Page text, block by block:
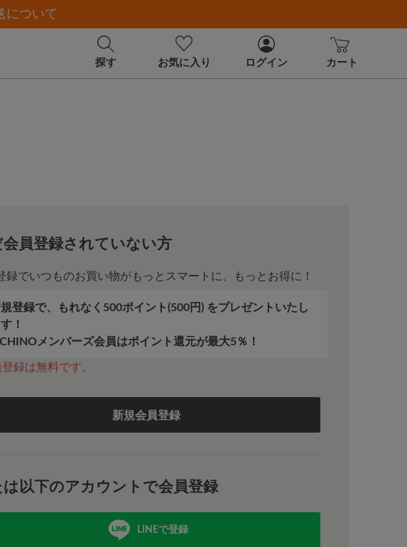
が追加！
お知らせ
について
が追加！
お知らせ
ログイン カート
お気に入り
探す
会員登録されていない方
録でいつものお買い物がもっとスマートに、もっとお得に！
登録で、もれなく500ポイント(500円) をプレゼントいたし
！
メンバーズ会員はポイント還元が最大5％！
録は無料です。
新規会員登録
は以下のアカウントで会員登録
LINEで登録